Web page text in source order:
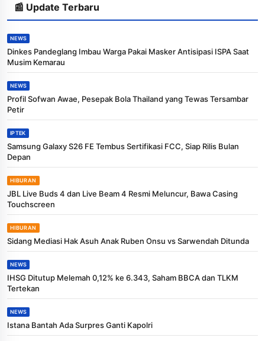
📰 Update Terbaru
NEWS
Dinkes Pandeglang Imbau Warga Pakai Masker Antisipasi ISPA Saat
Musim Kemarau
NEWS
Profil Sofwan Awae, Pesepak Bola Thailand yang Tewas Tersambar
Petir
IPTEK
Samsung Galaxy S26 FE Tembus Sertifikasi FCC, Siap Rilis Bulan
Depan
HIBURAN
JBL Live Buds 4 dan Live Beam 4 Resmi Meluncur, Bawa Casing
Touchscreen
HIBURAN
Sidang Mediasi Hak Asuh Anak Ruben Onsu vs Sarwendah Ditunda
NEWS
IHSG Ditutup Melemah 0,12% ke 6.343, Saham BBCA dan TLKM
Tertekan
NEWS
Istana Bantah Ada Surpres Ganti Kapolri